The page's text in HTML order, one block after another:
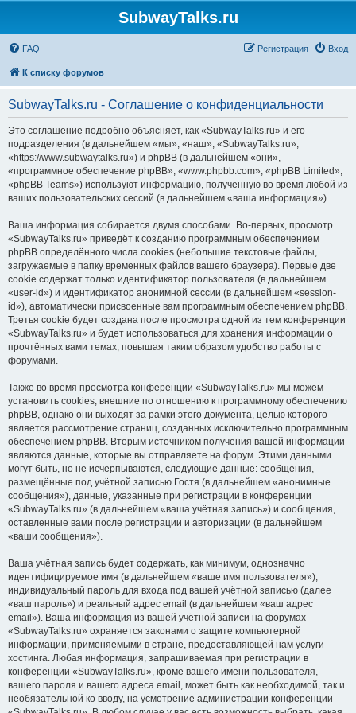
SubwayTalks.ru
FAQ Вход
Регистрация
К списку форумов
SubwayTalks.ru - Соглашение о конфиденциальности
Это соглашение подробно объясняет, как «SubwayTalks.ru» и его
подразделения (в дальнейшем «мы», «наш», «SubwayTalks.ru»,
«https://www.subwaytalks.ru») и phpBB (в дальнейшем «они»,
«программное обеспечение phpBB», «www.phpbb.com», «phpBB Limited»,
«phpBB Teams») используют информацию, полученную во время любой из
ваших пользовательских сессий (в дальнейшем «ваша информация»).
Ваша информация собирается двумя способами. Во-первых, просмотр
«SubwayTalks.ru» приведёт к созданию программным обеспечением
phpBB определённого числа cookies (небольшие текстовые файлы,
загружаемые в папку временных файлов вашего браузера). Первые две
cookie содержат только идентификатор пользователя (в дальнейшем
«user-id») и идентификатор анонимной сессии (в дальнейшем «session-
id»), автоматически присвоенные вам программным обеспечением phpBB.
Третья cookie будет создана после просмотра одной из тем конференции
«SubwayTalks.ru» и будет использоваться для хранения информации о
прочтённых вами темах, повышая таким образом удобство работы с
форумами.
Также во время просмотра конференции «SubwayTalks.ru» мы можем
установить cookies, внешние по отношению к программному обеспечению
phpBB, однако они выходят за рамки этого документа, целью которого
является рассмотрение страниц, созданных исключительно программным
обеспечением phpBB. Вторым источником получения вашей информации
являются данные, которые вы отправляете на форум. Этими данными
могут быть, но не исчерпываются, следующие данные: сообщения,
размещённые под учётной записью Гостя (в дальнейшем «анонимные
сообщения»), данные, указанные при регистрации в конференции
«SubwayTalks.ru» (в дальнейшем «ваша учётная запись») и сообщения,
оставленные вами после регистрации и авторизации (в дальнейшем
«ваши сообщения»).
Ваша учётная запись будет содержать, как минимум, однозначно
идентифицируемое имя (в дальнейшем «ваше имя пользователя»),
индивидуальный пароль для входа под вашей учётной записью (далее
«ваш пароль») и реальный адрес email (в дальнейшем «ваш адрес
email»). Ваша информация из вашей учётной записи на форумах
«SubwayTalks.ru» охраняется законами о защите компьютерной
информации, применяемыми в стране, предоставляющей нам услуги
хостинга. Любая информация, запрашиваемая при регистрации в
конференции «SubwayTalks.ru», кроме вашего имени пользователя,
вашего пароля и вашего адреса email, может быть как необходимой, так и
необязательной ко вводу, на усмотрение администрации конференции